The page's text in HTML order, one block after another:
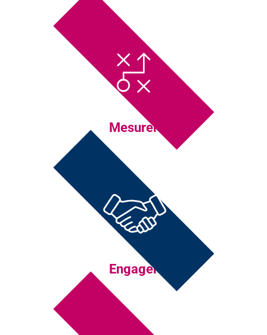
Mesurer
Engager